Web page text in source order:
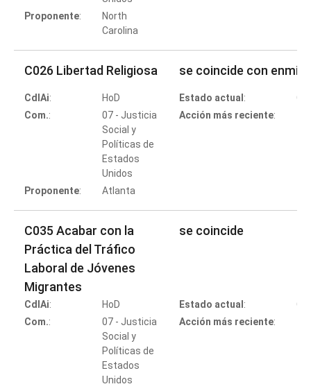
Proponente:
North
Carolina
C026 Libertad Religiosa se coincide con
CdlAi:
HoD
Com.:
07 - Justicia
Social y
Políticas de
Estados
Unidos
Proponente: Atlanta
Estado actual :
Acción más reciente:
C035 Acabar con la
Práctica del Tráfico
Laboral de Jóvenes
Migrantes
se coincide
CdlAi:
HoD
Com.:
07 - Justicia
Social y
Políticas de
Estados
Unidos
Estado actual :
Acción más reciente: